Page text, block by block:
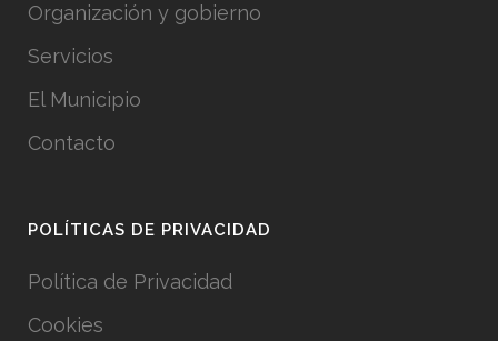
Organización y gobierno
Servicios
El Municipio
Contacto
POLÍTICAS DE PRIVACIDAD
Política de Privacidad
Cookies